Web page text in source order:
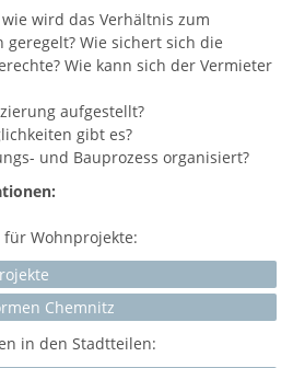
wird das Verhältnis zum
Wie sichert sich die
Wie kann sich der Vermieter
aufgestellt?
gibt es?
und Bauprozess organisiert?
Wohnprojekte:
Chemnitz
in den Stadtteilen: